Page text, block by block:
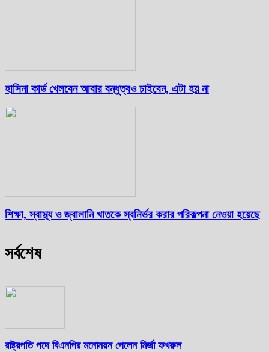
হাসিনা কার্ড খেলবেন আবার বন্ধুত্বও চাইবেন, এটা হয় না
শিক্ষা, স্বাস্থ্য ও জ্বালানি খাতকে স্বনির্ভর করার পরিকল্পনা নেওয়া হয়েছে
সর্বশেষ
রাষ্ট্রপতি পদে বিএনপির মনোনয়ন পেলেন মির্জা ফখরুল